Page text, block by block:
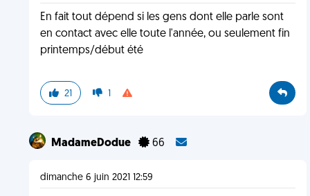
En fait tout dépend si les gens dont elle parle sont
en contact avec elle toute l'année, ou seulement fin
printemps/début été
21 1
MadameDodue 66
dimanche 6 juin 2021 12:59